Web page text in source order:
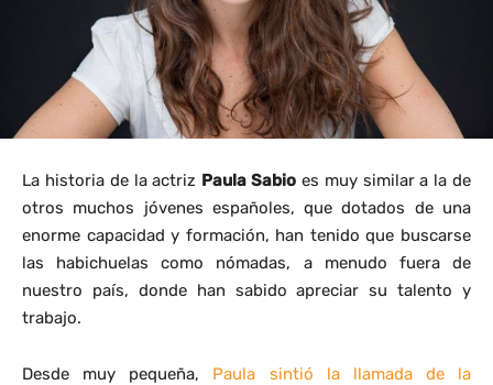
La historia de la actriz Paula Sabio es muy similar a la de
otros muchos jóvenes españoles, que dotados de una
enorme capacidad y formación, han tenido que buscarse
las habichuelas como nómadas, a menudo fuera de
nuestro país, donde han sabido apreciar su talento y
trabajo.
Desde muy pequeña, Paula sintió la llamada de la